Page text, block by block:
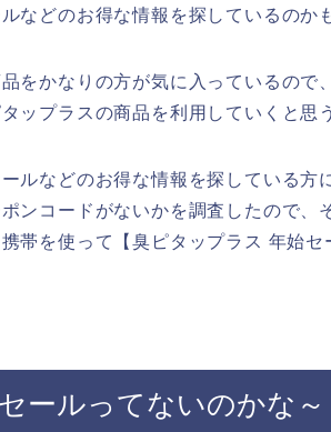
などのお得な情報を探しているのか
をかなりの方が気に入っているので
ップラスの商品を利用していくと思
ルなどのお得な情報を探している方
ンコードがないかを調査したので、
帯を使って【臭ピタップラス 年始セ
ールってないのかな～